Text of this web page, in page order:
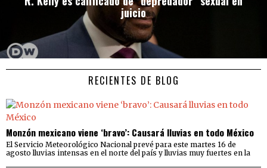
juicio
RECIENTES DE BLOG
Monzón mexicano viene ‘bravo’: Causará lluvias en todo México
El Servicio Meteorológico Nacional prevé para este martes 16 de
agosto lluvias intensas en el norte del país y lluvias muy fuertes en la